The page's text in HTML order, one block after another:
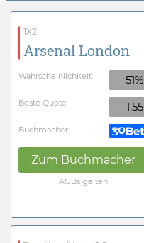
1X2
Arsenal London
Wahrscheinlichkeit 51%
Beste Quote 1.55
Buchmacher
Zum Buchmacher
AGBs gelten